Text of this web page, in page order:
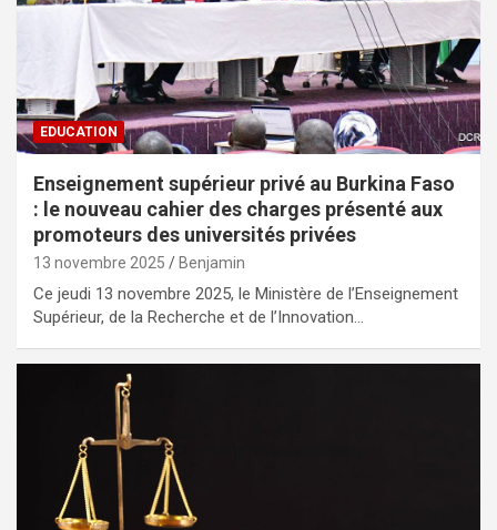
EDUCATION
Enseignement supérieur privé au Burkina Faso
: le nouveau cahier des charges présenté aux
promoteurs des universités privées
13 novembre 2025 Benjamin
Ce jeudi 13 novembre 2025, le Ministère de l’Enseignement
Supérieur, de la Recherche et de l’Innovation…